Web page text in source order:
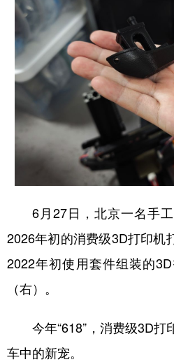
6月27日，北京一名手工
2026年初的消费级3D打印机
2022年初使用套件组装的
（右）。
今年“618”，消费级3D打
车中的新宠。